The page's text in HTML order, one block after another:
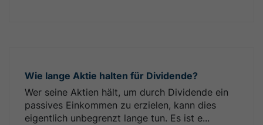
Wie lange Aktie halten für Dividende?
Wer seine Aktien hält, um durch Dividende ein
passives Einkommen zu erzielen, kann dies
eigentlich unbegrenzt lange tun. Es ist e...